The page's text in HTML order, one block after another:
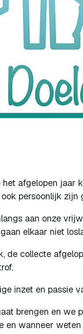
afgelopen jaar
persoonlijk zijn
aan onze
elkaar niet
de collecte
inzet en passie
brengen en we
en wanneer